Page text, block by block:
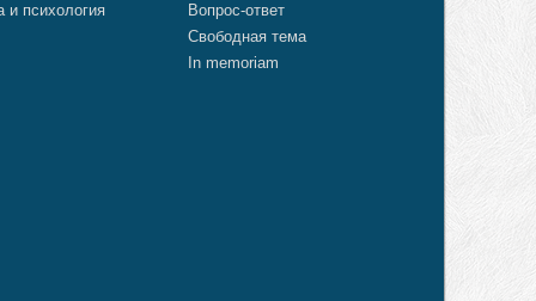
и психология
Вопрос-ответ
Свободная тема
In memoriam